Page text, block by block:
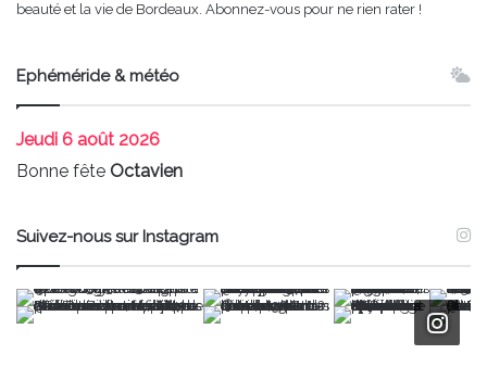
beauté et la vie de Bordeaux. Abonnez-vous pour ne rien rater !
Ephéméride & météo
Jeudi 6 août 2026
Bonne fête Octavien
Suivez-nous sur Instagram